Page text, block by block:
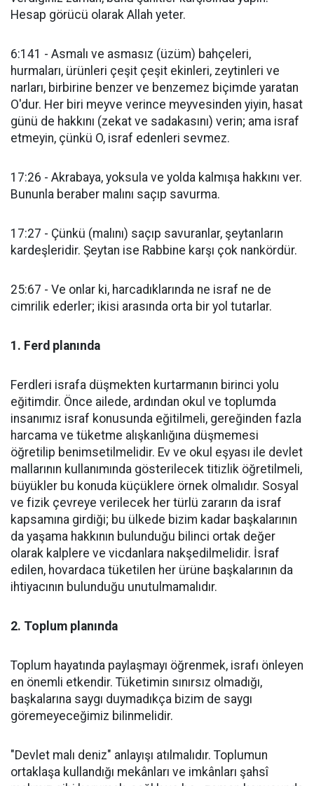
Hesap görücü olarak Allah yeter.
6:141 - Asmalı ve asmasız (üzüm) bahçeleri,
hurmaları, ürünleri çeşit çeşit ekinleri, zeytinleri ve
narları, birbirine benzer ve benzemez biçimde yaratan
O'dur. Her biri meyve verince meyvesinden yiyin, hasat
günü de hakkını (zekat ve sadakasını) verin; ama israf
etmeyin, çünkü O, israf edenleri sevmez.
17:26 - Akrabaya, yoksula ve yolda kalmışa hakkını ver.
Bununla beraber malını saçıp savurma.
17:27 - Çünkü (malını) saçıp savuranlar, şeytanların
kardeşleridir. Şeytan ise Rabbine karşı çok nankördür.
25:67 - Ve onlar ki, harcadıklarında ne israf ne de
cimrilik ederler; ikisi arasında orta bir yol tutarlar.
1. Ferd planında
Ferdleri israfa düşmekten kurtarmanın birinci yolu
eğitimdir. Önce ailede, ardından okul ve toplumda
insanımız israf konusunda eğitilmeli, gereğinden fazla
harcama ve tüketme alışkanlığına düşmemesi
öğretilip benimsetilmelidir. Ev ve okul eşyası ile devlet
mallarının kullanımında gösterilecek titizlik öğretilmeli,
büyükler bu konuda küçüklere örnek olmalıdır. Sosyal
ve fizik çevreye verilecek her türlü zararın da israf
kapsamına girdiği; bu ülkede bizim kadar başkalarının
da yaşama hakkının bulunduğu bilinci ortak değer
olarak kalplere ve vicdanlara nakşedilmelidir. İsraf
edilen, hovardaca tüketilen her ürüne başkalarının da
ihtiyacının bulunduğu unutulmamalıdır.
2. Toplum planında
Toplum hayatında paylaşmayı öğrenmek, israfı önleyen
en önemli etkendir. Tüketimin sınırsız olmadığı,
başkalarına saygı duymadıkça bizim de saygı
göremeyeceğimiz bilinmelidir.
"Devlet malı deniz" anlayışı atılmalıdır. Toplumun
ortaklaşa kullandığı mekânları ve imkânları şahsî